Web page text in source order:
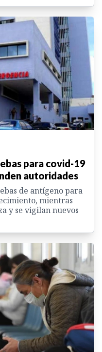
para covid-19
autoridades
de antígeno para
mientras
y se vigilan nuevos